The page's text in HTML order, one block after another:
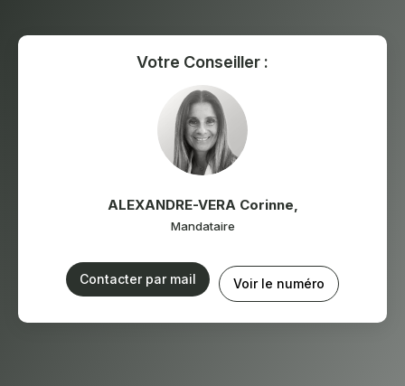
Votre Conseiller :
ALEXANDRE-VERA Corinne
Mandataire
Contacter par mail Voir le numéro